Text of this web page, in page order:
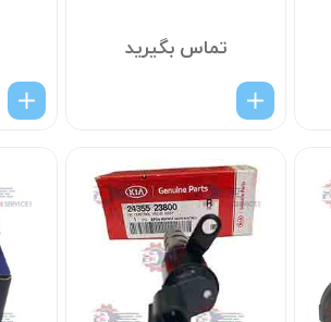
تماس بگیرید